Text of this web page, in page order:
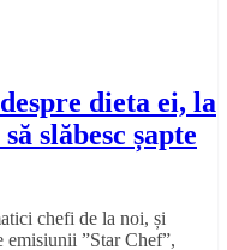
dieta ei, la
slăbesc șapte
chefi de la noi, și
emisiunii ”Star Chef”,